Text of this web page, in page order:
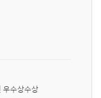
수상수상